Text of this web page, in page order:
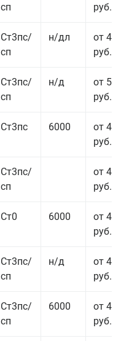
сп
руб.
Ст3пс/
сп
н/дл
от 48
руб.
Ст3пс/
сп
н/д
от 53
руб.
Ст3пс 6000
от 45
руб.
Ст3пс/
сп
от 45
руб.
Ст0 6000
от 42
руб.
Ст3пс/
сп
н/д
от 42
руб.
Ст3пс/
сп
6000
от 42
руб.